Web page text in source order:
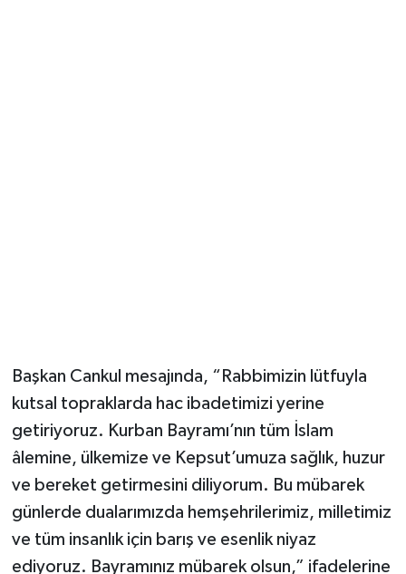
Başkan Cankul mesajında, “Rabbimizin lütfuyla
kutsal topraklarda hac ibadetimizi yerine
getiriyoruz. Kurban Bayramı’nın tüm İslam
âlemine, ülkemize ve Kepsut’umuza sağlık, huzur
ve bereket getirmesini diliyorum. Bu mübarek
günlerde dualarımızda hemşehrilerimiz, milletimiz
ve tüm insanlık için barış ve esenlik niyaz
ediyoruz. Bayramınız mübarek olsun,” ifadelerine